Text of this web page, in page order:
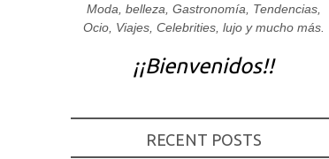
Moda, belleza, Gastronomía, Tendencias,
Ocio, Viajes, Celebrities, lujo y mucho más.
¡¡Bienvenidos!!
RECENT POSTS